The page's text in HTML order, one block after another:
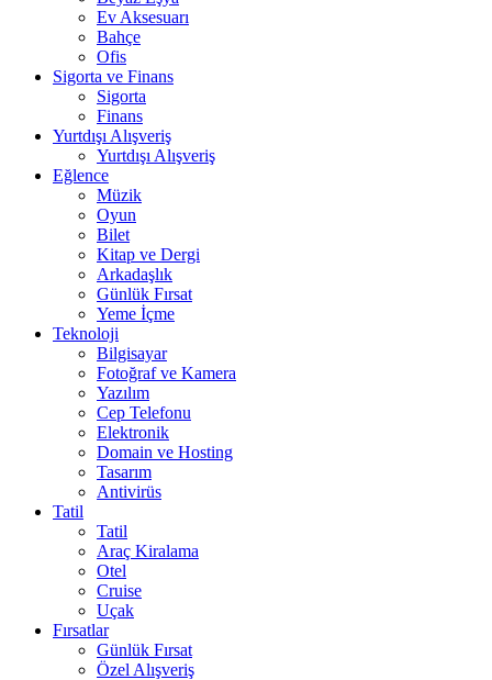
Ev Aksesuarı
Bahçe
Ofis
Sigorta ve Finans
Sigorta
Finans
Yurtdışı Alışveriş
Yurtdışı Alışveriş
Eğlence
Müzik
Oyun
Bilet
Kitap ve Dergi
Arkadaşlık
Günlük Fırsat
Yeme İçme
Teknoloji
Bilgisayar
Fotoğraf ve Kamera
Yazılım
Cep Telefonu
Elektronik
Domain ve Hosting
Tasarım
Antivirüs
Tatil
Tatil
Araç Kiralama
Otel
Cruise
Uçak
Fırsatlar
Günlük Fırsat
Özel Alışveriş